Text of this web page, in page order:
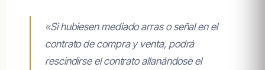
«Si hubiesen mediado arras o señal en el
contrato de compra y venta, podrá
rescindirse el contrato allanándose el